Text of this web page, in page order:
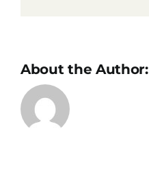
About the Author: